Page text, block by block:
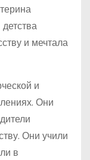
и мечтала
и
Они
Они учили
в